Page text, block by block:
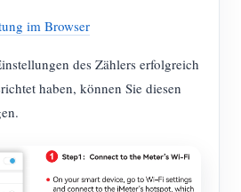
im Browser
des Zählers erfolgreich
haben, können Sie diesen